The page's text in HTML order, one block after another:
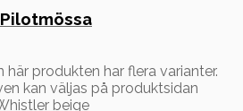
här produkten har flera varianter.
kan väljas på produktsidan